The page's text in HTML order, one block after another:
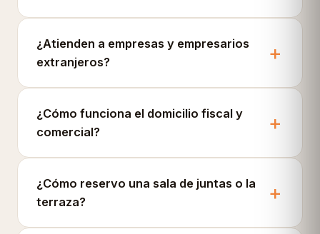
¿Atienden a empresas y empresarios
extranjeros?
¿Cómo funciona el domicilio fiscal y
comercial?
¿Cómo reservo una sala de juntas o la
terraza?